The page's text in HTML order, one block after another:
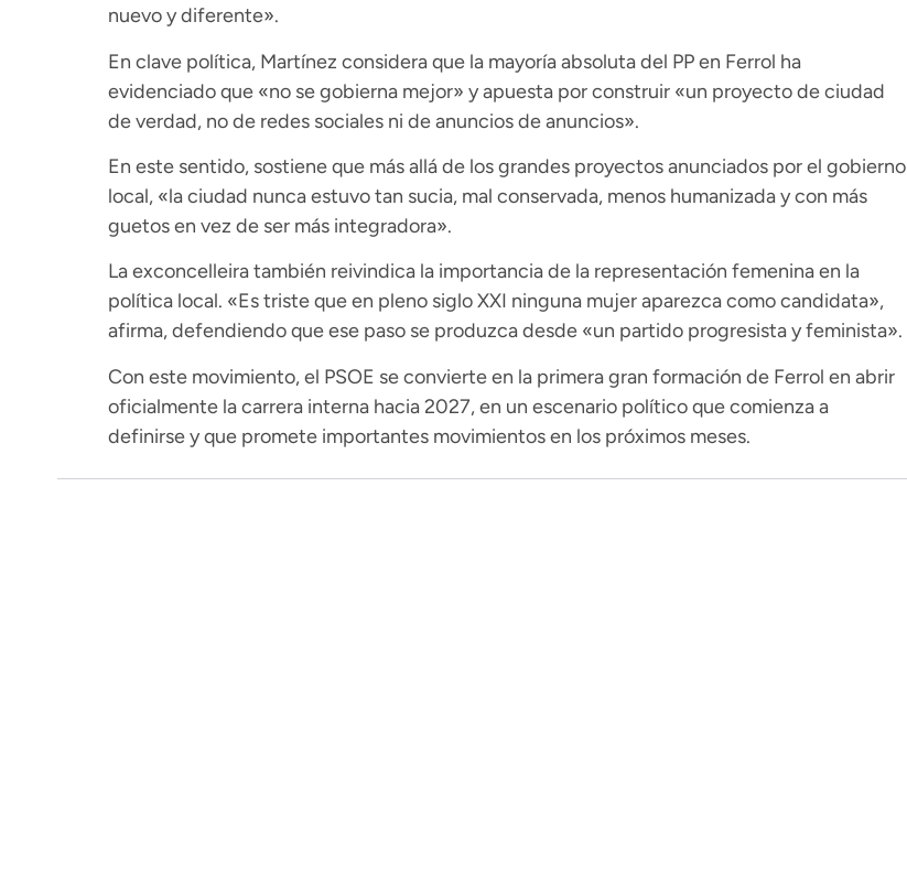
nuevo y diferente».
En clave política, Martínez considera que la mayoría absoluta del PP en Ferrol ha
evidenciado que «no se gobierna mejor» y apuesta por construir «un proyecto de ciudad
de verdad, no de redes sociales ni de anuncios de anuncios».
En este sentido, sostiene que más allá de los grandes proyectos anunciados por el gobierno
local, «la ciudad nunca estuvo tan sucia, mal conservada, menos humanizada y con más
guetos en vez de ser más integradora».
La exconcelleira también reivindica la importancia de la representación femenina en la
política local. «Es triste que en pleno siglo XXI ninguna mujer aparezca como candidata»,
afirma, defendiendo que ese paso se produzca desde «un partido progresista y feminista».
Con este movimiento, el PSOE se convierte en la primera gran formación de Ferrol en abrir
oficialmente la carrera interna hacia 2027, en un escenario político que comienza a
definirse y que promete importantes movimientos en los próximos meses.